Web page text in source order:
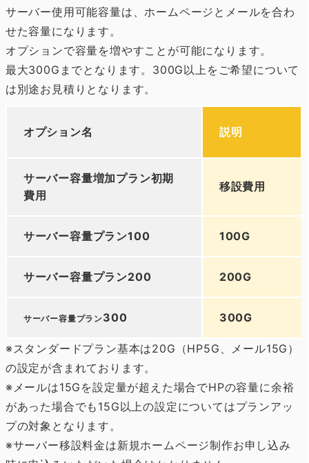
サーバー使用可能容量は、ホームページとメールを合わ
せた容量になります。
オプションで容量を増やすことが可能になります。
最大300Gまでとなります。300G以上をご希望について
は別途お見積りとなります。
オプション名 説明
サーバー容量増加プラン初期
費用
移設費用
サーバー容量プラン100 100G
サーバー容量プラン200 200G
サーバー容量プラン300 300G
※スタンダードプラン基本は20G（HP5G、メール15G）
の設定が含まれております。
※メールは15Gを設定量が超えた場合でHPの容量に余裕
があった場合でも15G以上の設定についてはプランアッ
プの対象となります。
※サーバー移設料金は新規ホームページ制作お申し込み